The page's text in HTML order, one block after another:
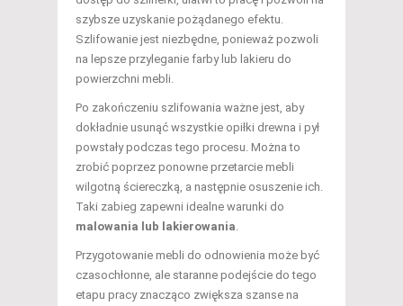
szybsze uzyskanie pożądanego efektu.
Szlifowanie jest niezbędne, ponieważ pozwoli
na lepsze przyleganie farby lub lakieru do
powierzchni mebli.
Po zakończeniu szlifowania ważne jest, aby
dokładnie usunąć wszystkie opiłki drewna i pył
powstały podczas tego procesu. Można to
zrobić poprzez ponowne przetarcie mebli
wilgotną ściereczką, a następnie osuszenie ich.
Taki zabieg zapewni idealne warunki do
malowania lub lakierowania.
Przygotowanie mebli do odnowienia może być
czasochłonne, ale staranne podejście do tego
etapu pracy znacząco zwiększa szanse na